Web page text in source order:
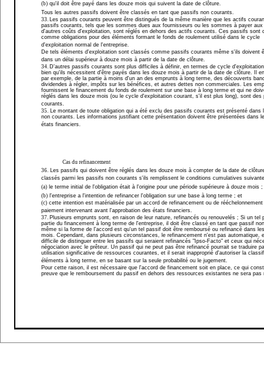
(b) qu'il doit être payé dans les douze mois qui suivent la date de clôture.
Tous les autres passifs doivent être classés en tant que passifs non courants.
33. Les passifs courants peuvent être distingués de la même manière que les actifs
passifs courants, tels que les sommes dues aux fournisseurs ou les sommes à payer
d'autres coûts d'exploitation, sont réglés en dehors des actifs courants. Ces passifs sont
comme obligations pour des éléments formant le fonds de roulement utilisé dans le cycle
d'exploitation normal de l'entreprise.
De tels éléments d'exploitation sont classés comme passifs courants même s'ils doivent
dans un délai supérieur à douze mois à partir de la date de clôture.
34. D'autres passifs courants sont plus difficiles à définir, en termes de cycle
bien qu'ils nécessitent d'être payés dans les douze mois à partir de la date de clôture. Il
par exemple, de la partie à moins d'un an des emprunts à long terme, des découverts
dividendes à régler, impôts sur les bénéfices, et autres dettes non commerciales. Les
fournissent le financement du fonds de roulement sur une base à long terme et qui ne
réglés dans les douze mois (ou le cycle d'exploitation courant, s'il est plus long), sont des
courants.
35. Le montant de toute obligation qui a été exclu des passifs courants est présenté dans
non courants. Les informations justifiant cette présentation doivent être présentées dans
états financiers.
Cas du refinancement
36. Les passifs qui doivent être réglés dans les douze mois à compter de la date de
classés parmi les passifs non courants s'ils remplissent le conditions cumulatives
(a) le terme initial de l'obligation était à l'origine pour une période supérieure à douze mois ;
(b) l'entreprise a l'intention de refinancer l'obligation sur une base à long terme ; et
(c) cette intention est matérialisée par un accord de refinancement ou de rééchelonnement
paiement intervenant avant l'approbation des états financiers.
37. Plusieurs emprunts sont, en raison de leur nature, refinancés ou renouvelés ; Si un tel
partie du financement à long terme de l'entreprise, il doit être classé en tant que passif
même si la forme de l'accord est qu'un tel passif doit être remboursé ou refinancé dans
mois. Cependant, dans plusieurs circonstances, le refinancement n'est pas automatique,
difficile de distinguer entre les passifs qui seraient refinancés "Ipso-Facto" et ceux qui
négociation avec le prêteur. Un passif qui ne peut pas être refinancé pourrait se traduire
utilisation significative de ressources courantes, et il serait inapproprié d'autoriser la
éléments à long terme, en se basant sur la seule probabilité ou le jugement.
Pour cette raison, il est nécessaire que l'accord de financement soit en place, ce qui
preuve que le remboursement du passif en dehors des ressources existantes ne sera pas